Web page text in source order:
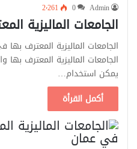
Admin
0 2٬261
الجامعات الماليزية
الجامعات الماليزية المعترف
الجامعات الماليزية المعترف
يمكن استخدام…
أكمل القرأة